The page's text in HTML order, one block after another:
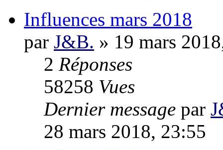
Influences mars 2018
par J&B. » 19 mars
2 Réponses
58258 Vues
Dernier message par
28 mars 2018, 23:55